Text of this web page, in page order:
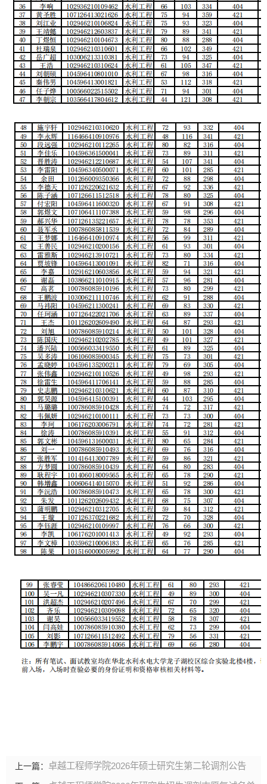
上一篇： 卓越工程师学院2026年硕士研究生第二轮调剂公告